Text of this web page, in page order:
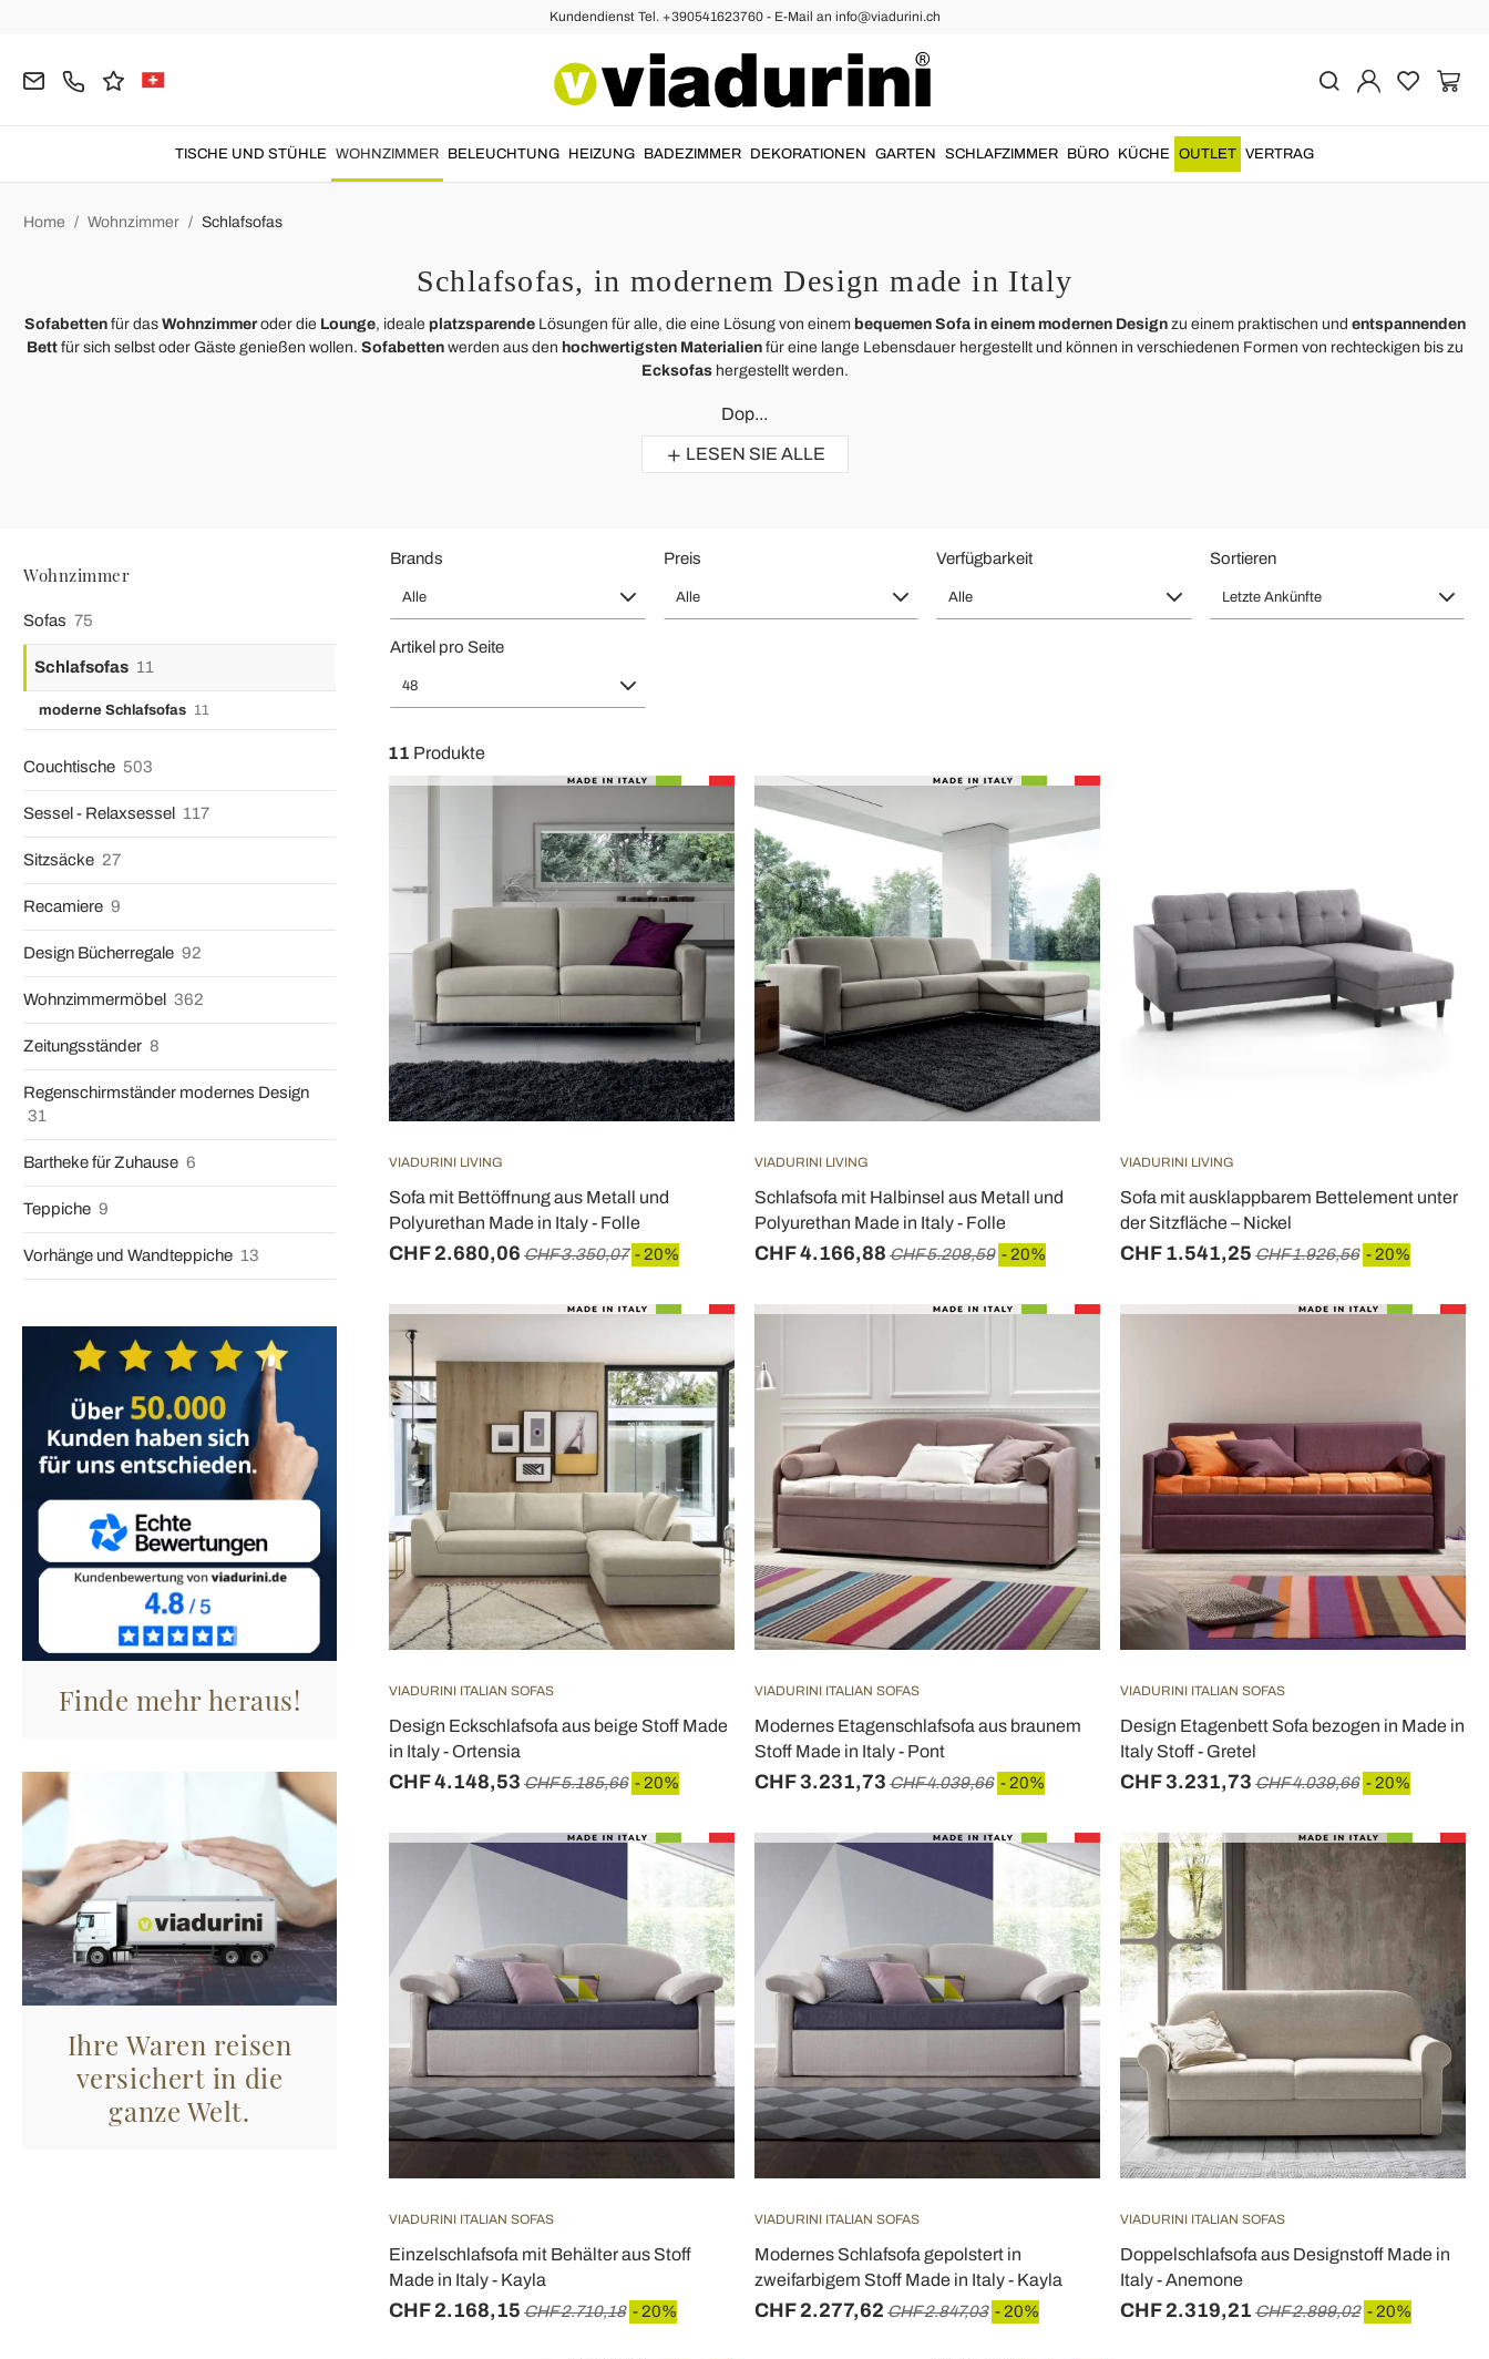
Kundendienst Tel. +390541623760 - E-Mail an info@viadurini.ch
TISCHE UND STÜHLE WOHNZIMMER BELEUCHTUNG HEIZUNG BADEZIMMER DEKORATIONEN GARTEN SCHLAFZIMMER BÜRO KÜCHE OUTLET VERTRAG
Home Wohnzimmer Schlafsofas
Schlafsofas, in modernem Design made in Italy
Sofabettenfür das Wohnzimmeroder die Lounge, ideale platzsparende Lösungen für alle, die eine Lösung von einembequemen Sofa in einem modernen Design zu einem praktischen und entspannenden
Bettfür sich selbst oder Gäste genießen wollen. Sofabettenwerden aus den hochwertigsten Materialienfür eine lange Lebensdauer hergestellt und können in verschiedenen Formen von rechteckigen bis zu
Ecksofas hergestellt werden.
Dop...
LESEN SIE ALLE
Wohnzimmer
Sofas 75
Schlafsofas 11
moderne Schlafsofas 11
Couchtische 503
Sessel - Relaxsessel 117
Sitzsäcke 27
Recamiere 9
Design Bücherregale 92
Wohnzimmermöbel 362
Zeitungsständer 8
Regenschirmständer modernes Design
31
Bartheke für Zuhause 6
Teppiche 9
Vorhänge und Wandteppiche 13
Finde mehr heraus!
Ihre Waren reisen
versichert in die
ganze Welt.
Brands
Alle
Preis
Alle
Verfügbarkeit
Alle
Sortieren
Letzte Ankünfte
Artikel pro Seite
48
11 Produkte
VIADURINI LIVING
Sofa mit Bettöffnung aus Metall und
Polyurethan Made in Italy - Folle
CHF 2.680,06 CHF 3.350,07 - 20%
VIADURINI LIVING
Schlafsofa mit Halbinsel aus Metall und
Polyurethan Made in Italy - Folle
CHF 4.166,88 CHF 5.208,59 - 20%
VIADURINI LIVING
Sofa mit ausklappbarem Bettelement unter
der Sitzfläche – Nickel
CHF 1.541,25 CHF 1.926,56 - 20%
VIADURINI ITALIAN SOFAS
Design Eckschlafsofa aus beige Stoff Made
in Italy - Ortensia
CHF 4.148,53 CHF 5.185,66 - 20%
VIADURINI ITALIAN SOFAS
Modernes Etagenschlafsofa aus braunem
Stoff Made in Italy - Pont
CHF 3.231,73 CHF 4.039,66 - 20%
VIADURINI ITALIAN SOFAS
Design Etagenbett Sofa bezogen in Made in
Italy Stoff - Gretel
CHF 3.231,73 CHF 4.039,66 - 20%
VIADURINI ITALIAN SOFAS
Einzelschlafsofa mit Behälter aus Stoff
Made in Italy - Kayla
CHF 2.168,15 CHF 2.710,18 - 20%
VIADURINI ITALIAN SOFAS
Modernes Schlafsofa gepolstert in
zweifarbigem Stoff Made in Italy - Kayla
CHF 2.277,62 CHF 2.847,03 - 20%
VIADURINI ITALIAN SOFAS
Doppelschlafsofa aus Designstoff Made in
Italy - Anemone
CHF 2.319,21 CHF 2.899,02 - 20%